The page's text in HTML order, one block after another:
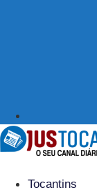
Tocantins